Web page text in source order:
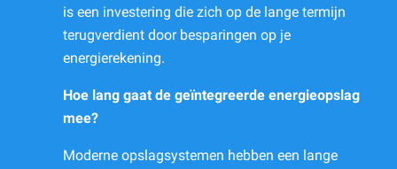
is een investering die zich op de lange termijn
terugverdient door besparingen op je
energierekening.
Hoe lang gaat de geïntegreerde energieopslag
mee?
Moderne opslagsystemen hebben een lange